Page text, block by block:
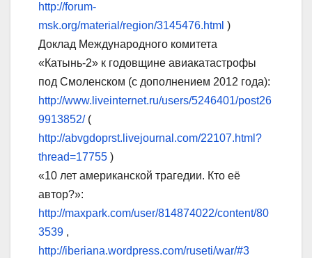
http://forum-
msk.org/material/region/3145476.html )
Доклад Международного комитета
«Катынь-2» к годовщине авиакатастрофы
под Смоленском (с дополнением 2012 года):
http://www.liveinternet.ru/users/5246401/post26
9913852/(
http://abvgdoprst.livejournal.com/22107.html?
thread=17755 )
«10 лет американской трагедии. Кто её
автор?»:
http://maxpark.com/user/814874022/content/80
3539 ,
http://iberiana.wordpress.com/ruseti/war/#3